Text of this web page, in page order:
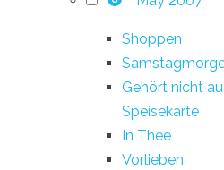
Shoppen
Gehört nicht
Speisekarte
In Thee
Vorlieben